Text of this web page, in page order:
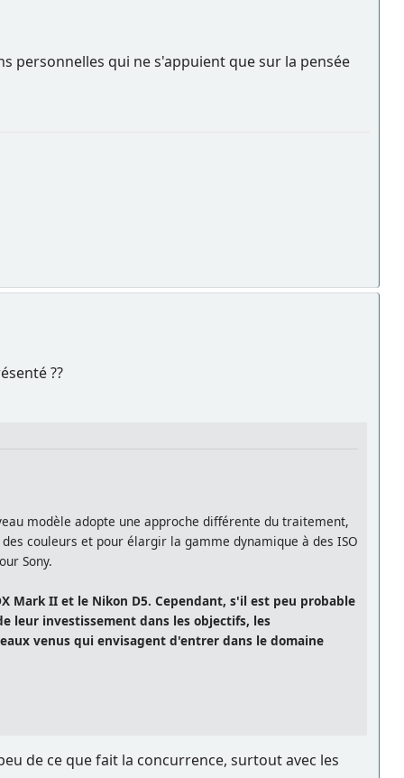
personnelles qui ne s'appuient que sur la pensée
??
modèle adopte une approche différente du traitement,
couleurs et pour élargir la gamme dynamique à des ISO
Sony.
Mark II et le Nikon D5. Cependant, s'il est peu probable
leur investissement dans les objectifs, les
venus qui envisagent d'entrer dans le domaine
de ce que fait la concurrence, surtout avec les